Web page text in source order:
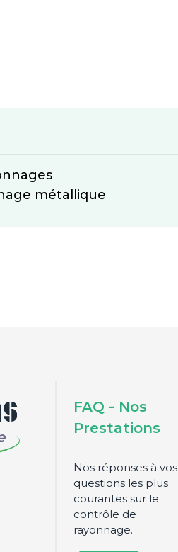
métallique
FAQ - Nos
Prestations
Nos réponses à vos
questions les plus
courantes sur le
contrôle de
rayonnage.